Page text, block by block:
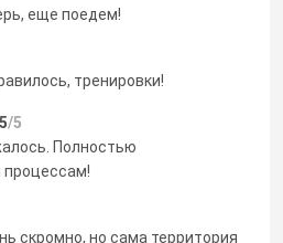
еще поедем!
тренировки!
/5
Полностью
скромно, но сама территория